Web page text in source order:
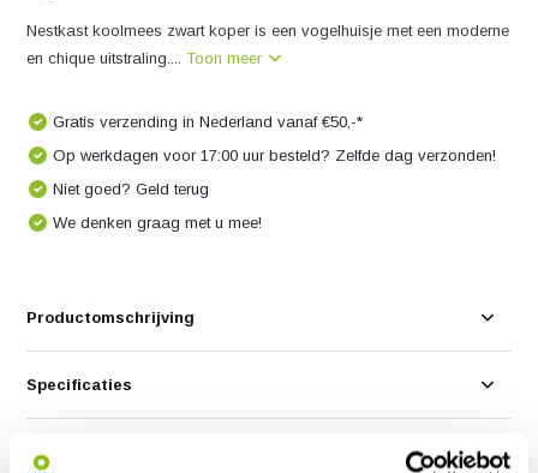
Nestkast koolmees zwart koper is een vogelhuisje met een moderne
en chique uitstraling....Toon meer
Gratis verzending in Nederland vanaf €50,-*
Op werkdagen voor 17:00 uur besteld? Zelfde dag verzonden!
Niet goed? Geld terug
We denken graag met u mee!
Productomschrijving
Specificaties
Reviews